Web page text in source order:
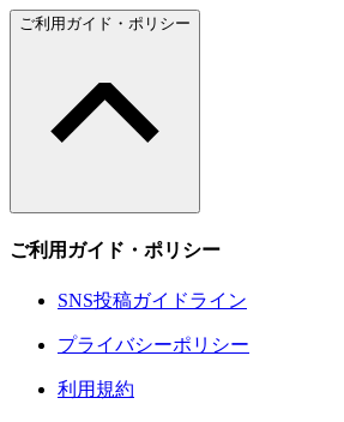
ご利用ガイド・ポリシー
ご利用ガイド・ポリシー
SNS投稿ガイドライン
プライバシーポリシー
利用規約